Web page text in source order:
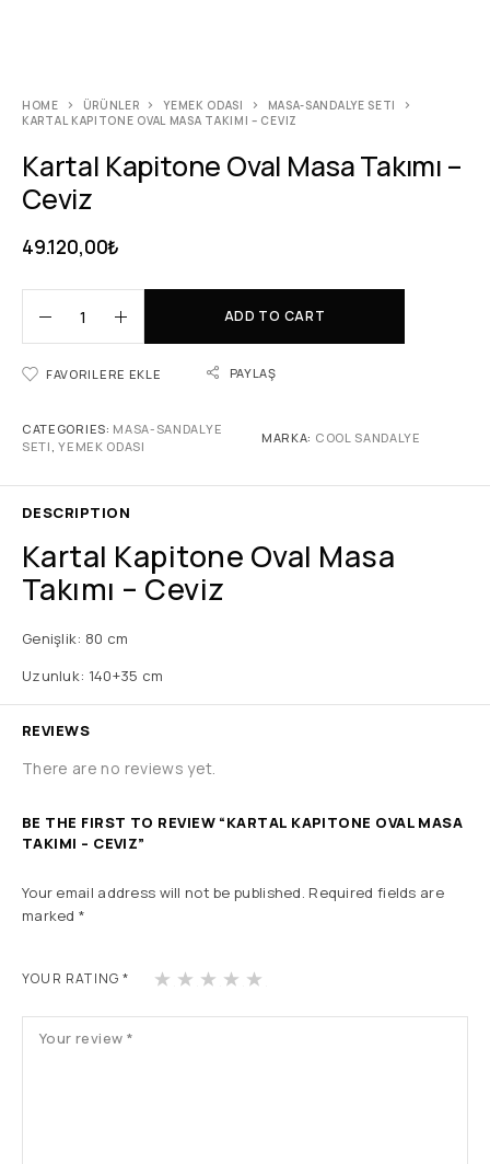
HOME ÜRÜNLER YEMEK ODASI
MASA-SANDALYE SETI
KARTAL KAPITONE OVAL MASA TAKIMI – CEVIZ
Kartal Kapitone Oval Masa Takımı –
Ceviz
49.120,00₺
ADD TO CART
FAVORILERE EKLE PAYLAŞ
CATEGORIES: MASA-SANDALYE
SETI ,YEMEK ODASI
MARKA: COOL SANDALYE
DESCRIPTION
Kartal Kapitone Oval Masa
Takımı – Ceviz
Genişlik: 80 cm
Uzunluk: 140+35 cm
REVIEWS
There are no reviews yet.
BE THE FIRST TO REVIEW “KARTAL KAPITONE OVAL MASA
TAKIMI – CEVIZ”
Your email address will not be published. Required fields are
marked*
YOUR RATING* 1 2 3 4